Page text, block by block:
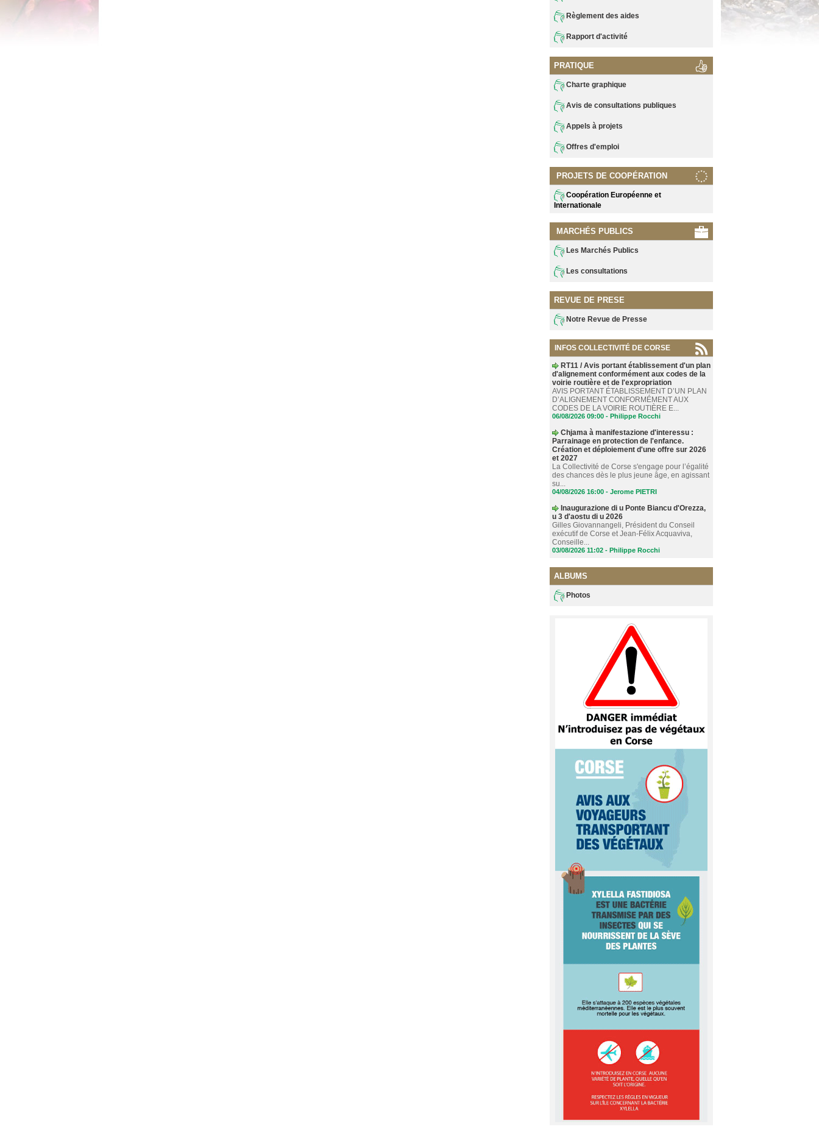
Règlement des aides
Rapport d'activité
PRATIQUE
Charte graphique
Avis de consultations publiques
Appels à projets
Offres d'emploi
PROJETS DE COOPÉRATION
Coopération Européenne et
Internationale
MARCHÉS PUBLICS
Les Marchés Publics
Les consultations
REVUE DE PRESE
Notre Revue de Presse
INFOS COLLECTIVITÉ DE CORSE
RT11 / Avis portant établissement d'un plan
d'alignement conformément aux codes de la
voirie routière et de l'expropriation
AVIS PORTANT ÉTABLISSEMENT D’UN PLAN
D’ALIGNEMENT CONFORMÉMENT AUX
CODES DE LA VOIRIE ROUTIÈRE E...
06/08/2026 09:00 - Philippe Rocchi
Chjama à manifestazione d'interessu :
Parrainage en protection de l'enfance.
Création et déploiement d'une offre sur 2026
et 2027
La Collectivité de Corse s'engage pour l’égalité
des chances dès le plus jeune âge, en agissant
su...
04/08/2026 16:00 - Jerome PIETRI
Inaugurazione di u Ponte Biancu d'Orezza,
u 3 d'aostu di u 2026
Gilles Giovannangeli, Président du Conseil
exécutif de Corse et Jean-Félix Acquaviva,
Conseille...
03/08/2026 11:02 - Philippe Rocchi
ALBUMS
Photos